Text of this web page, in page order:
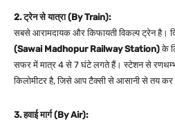
2. ट्रेन से यात्रा (By Train):
सबसे आरामदायक और किफायती विकल्प ट्रेन है।
(Sawai Madhopur Railway Station)के
सफर में मात्र 4 से 7 घंटे लगते हैं। स्टेशन से
किलोमीटर है, जिसे आप टैक्सी से आसानी से तय
3. हवाई मार्ग (By Air):